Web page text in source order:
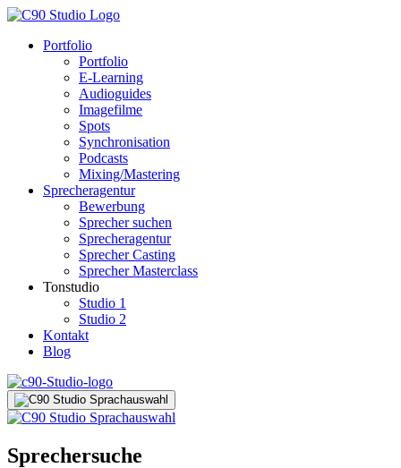
Portfolio
Portfolio
E-Learning
Audioguides
Imagefilme
Spots
Synchronisation
Podcasts
Mixing/Mastering
Sprecheragentur
Bewerbung
Sprecher suchen
Sprecheragentur
Sprecher Casting
Sprecher Masterclass
Tonstudio
Studio 1
Studio 2
Kontakt
Blog
Sprechersuche